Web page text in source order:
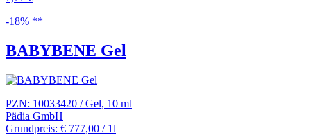
-18% **
BABYBENE Gel
PZN: 10033420 / Gel, 10 ml
Pädia GmbH
Grundpreis: € 777,00 / 1l